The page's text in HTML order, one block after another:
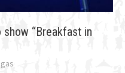
“Breakfast in